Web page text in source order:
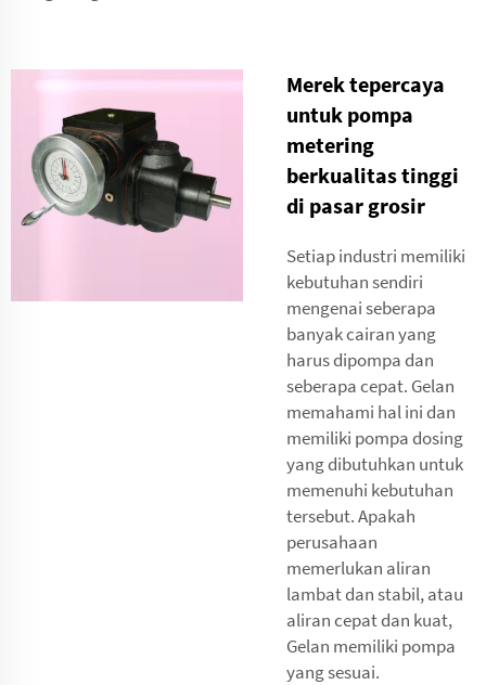
Merek tepercaya
untuk pompa
metering
berkualitas tinggi
di pasar grosir
Setiap industri memiliki
kebutuhan sendiri
mengenai seberapa
banyak cairan yang
harus dipompa dan
seberapa cepat. Gelan
memahami hal ini dan
memiliki pompa dosing
yang dibutuhkan untuk
memenuhi kebutuhan
tersebut. Apakah
perusahaan
memerlukan aliran
lambat dan stabil, atau
aliran cepat dan kuat,
Gelan memiliki pompa
yang sesuai.